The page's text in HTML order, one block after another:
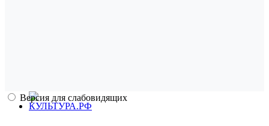
Версия для слабовидящих